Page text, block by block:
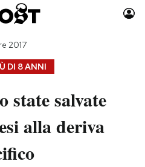
Auto
Moda
Consumismi
Storie/Idee
DI 8 ANNI
2017
state salvate
alla deriva